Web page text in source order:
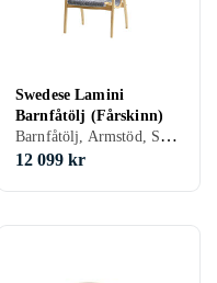
Swedese Lamini
Barnfåtölj (Fårskinn)
Barnfåtölj, Armstöd, Svart, Vit, Grå, Brun, Bok, Ek, Beige, Trä, Skinn/Läder, Fårskinn
12 099 kr